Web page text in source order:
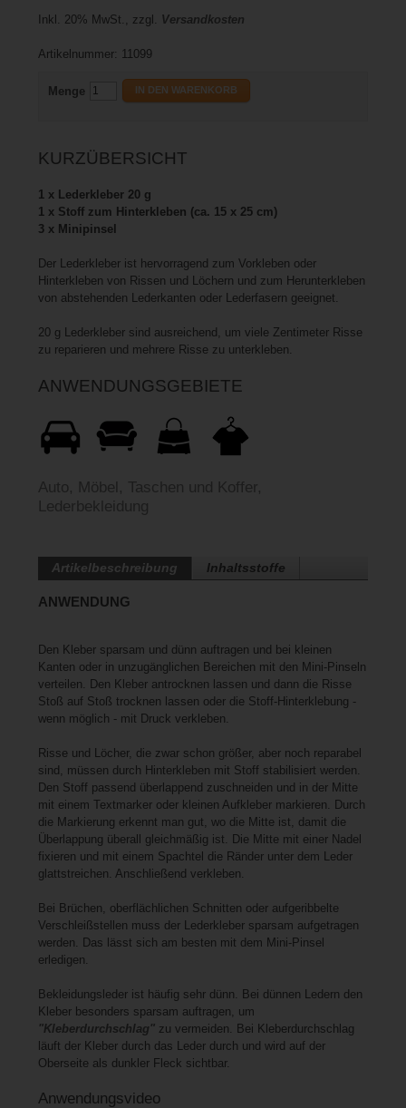
Inkl. 20% MwSt., zzgl. Versandkosten
Artikelnummer: 11099
Menge IN DEN WARENKORB
KURZÜBERSICHT
1 x Lederkleber 20 g
1 x Stoff zum Hinterkleben (ca. 15 x 25 cm)
3 x Minipinsel
Der Lederkleber ist hervorragend zum Vorkleben oder
Hinterkleben von Rissen und Löchern und zum Herunterkleben
von abstehenden Lederkanten oder Lederfasern geeignet.
20 g Lederkleber sind ausreichend, um viele Zentimeter Risse
zu reparieren und mehrere Risse zu unterkleben.
ANWENDUNGSGEBIETE
Auto, Möbel, Taschen und Koffer,
Lederbekleidung
Artikelbeschreibung Inhaltsstoffe
ANWENDUNG
Den Kleber sparsam und dünn auftragen und bei kleinen
Kanten oder in unzugänglichen Bereichen mit den Mini-Pinseln
verteilen. Den Kleber antrocknen lassen und dann die Risse
Stoß auf Stoß trocknen lassen oder die Stoff-Hinterklebung -
wenn möglich - mit Druck verkleben.
Risse und Löcher, die zwar schon größer, aber noch reparabel
sind, müssen durch Hinterkleben mit Stoff stabilisiert werden.
Den Stoff passend überlappend zuschneiden und in der Mitte
mit einem Textmarker oder kleinen Aufkleber markieren. Durch
die Markierung erkennt man gut, wo die Mitte ist, damit die
Überlappung überall gleichmäßig ist. Die Mitte mit einer Nadel
fixieren und mit einem Spachtel die Ränder unter dem Leder
glattstreichen. Anschließend verkleben.
Bei Brüchen, oberflächlichen Schnitten oder aufgeribbelte
Verschleißstellen muss der Lederkleber sparsam aufgetragen
werden. Das lässt sich am besten mit dem Mini-Pinsel
erledigen.
Bekleidungsleder ist häufig sehr dünn. Bei dünnen Ledern den
Kleber besonders sparsam auftragen, um
"Kleberdurchschlag"zu vermeiden. Bei Kleberdurchschlag
läuft der Kleber durch das Leder durch und wird auf der
Oberseite als dunkler Fleck sichtbar.
Anwendungsvideo